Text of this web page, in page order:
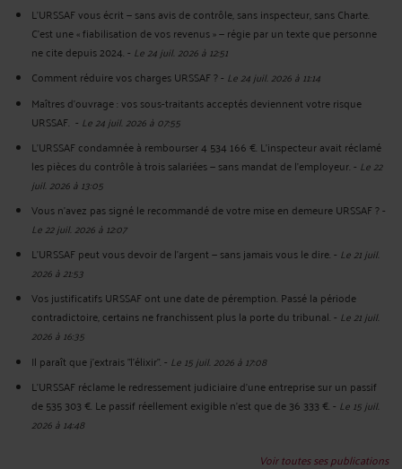
L'URSSAF vous écrit — sans avis de contrôle, sans inspecteur, sans Charte.
C'est une « fiabilisation de vos revenus » — régie par un texte que personne
ne cite depuis 2024.- Le 24 juil. 2026 à 12:51
Comment réduire vos charges URSSAF ?- Le 24 juil. 2026 à 11:14
Maîtres d'ouvrage : vos sous-traitants acceptés deviennent votre risque
URSSAF. - Le 24 juil. 2026 à 07:55
L'URSSAF condamnée à rembourser 4 534 166 €. L'inspecteur avait réclamé
les pièces du contrôle à trois salariées — sans mandat de l'employeur.- Le 22
juil. 2026 à 13:05
Vous n'avez pas signé le recommandé de votre mise en demeure URSSAF ?-
Le 22 juil. 2026 à 12:07
L’URSSAF peut vous devoir de l’argent — sans jamais vous le dire.- Le 21 juil.
2026 à 21:53
Vos justificatifs URSSAF ont une date de péremption. Passé la période
contradictoire, certains ne franchissent plus la porte du tribunal.- Le 21 juil.
2026 à 16:35
Il paraît que j'extrais "l'élixir".- Le 15 juil. 2026 à 17:08
L'URSSAF réclame le redressement judiciaire d'une entreprise sur un passif
de 535 303 €. Le passif réellement exigible n'est que de 36 333 €.- Le 15 juil.
2026 à 14:48
Voir toutes ses publications